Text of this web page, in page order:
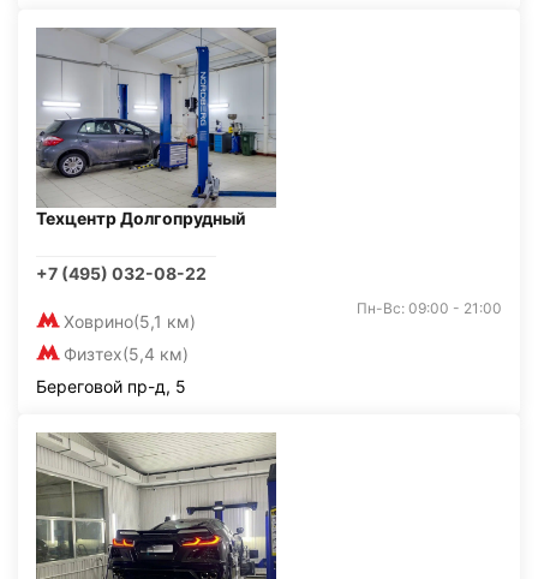
Техцентр Долгопрудный
+7 (495) 032-08-22
Ховрино(5,1 км)
Физтех(5,4 км)
Пн-Вс: 09:00 - 21:00
Береговой пр-д, 5